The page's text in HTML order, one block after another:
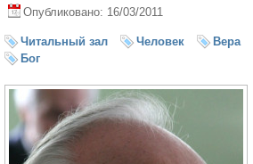
Опубликовано: 16/03/2011
Читальный зал Человек Вера
Бог